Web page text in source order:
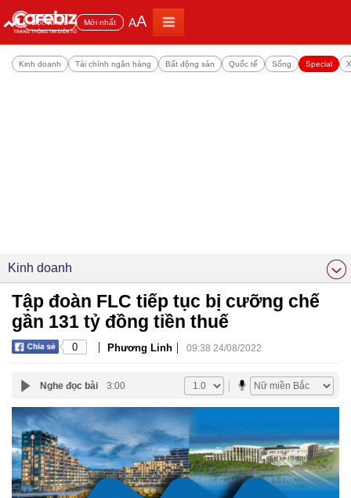
Đọc nhiều Mới nhất AA
Kinh doanh Tài chính ngân hàng Bất động sản Quốc tế Sống Special
Kinh doanh
Tập đoàn FLC tiếp tục bị cưỡng chế
gần 131 tỷ đồng tiền thuế
0 | Phương Linh | 09:38 24/08/2022
Nghe đọc bài 3:00